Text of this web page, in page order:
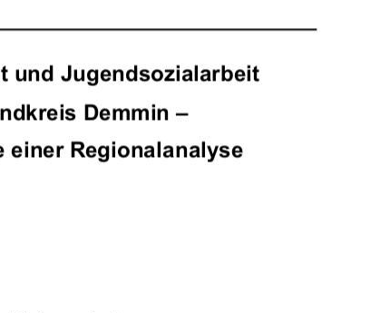
 	  
 	 